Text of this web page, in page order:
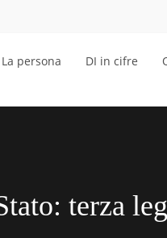
La persona DI in cifre
terza